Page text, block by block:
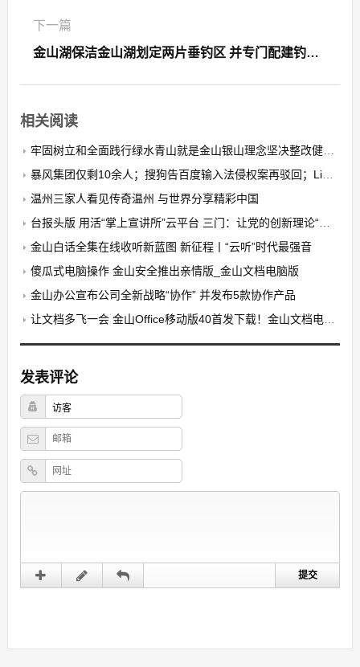
下一篇
金山湖保洁金山湖划定两片垂钓区 并专门配建钓鱼台供大家垂钓
相关阅读
牢固树立和全面践行绿水青山就是金山银山理念坚决整改健全机制建设生态环境世界一流的自贸港金山白话
暴风集团仅剩10余人；搜狗告百度输入法侵权案再驳回；Linux 56发布 极客头条金山白话全集在线收听
温州三家人看见传奇温州 与世界分享精彩中国
台报头版 用活“掌上宣讲所”云平台 三门：让党的创新理论“随身听”金山白话全集在线收听
金山白话全集在线收听新蓝图 新征程丨“云听”时代最强音
傻瓜式电脑操作 金山安全推出亲情版_金山文档电脑版
金山办公宣布公司全新战略“协作” 并发布5款协作产品
让文档多飞一会 金山Office移动版40首发下载！金山文档电脑版
发表评论